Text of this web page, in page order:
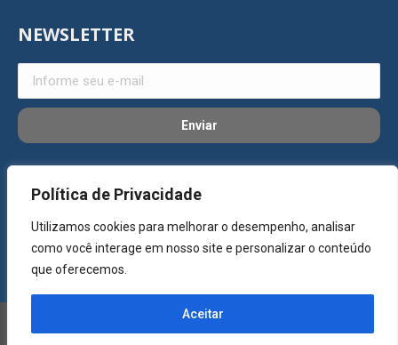
Política de Privacidade
Utilizamos cookies para melhorar o desempenho, analisar
como você interage em nosso site e personalizar o conteúdo
que oferecemos.
Aceitar
NEWSLETTER
REDES SOCIAIS
©Copyright 2023 - SG Alumínios. Todos os direitos reservados. -
Desenvolvido porAgência Samba